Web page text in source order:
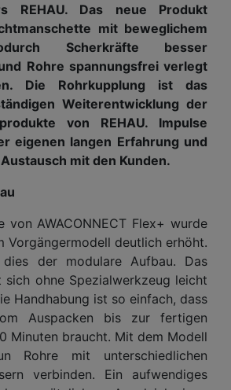
REHAU. Das neue Produkt
mit beweglichem
Scherkräfte besser
Rohre spannungsfrei verlegt
Die Rohrkupplung ist das
Weiterentwicklung der
von REHAU. Impulse
eigenen langen Erfahrung und
mit den Kunden.
von AWACONNECT Flex+ wurde
Vorgängermodell deutlich erhöht.
der modulare Aufbau. Das
sich ohne Spezialwerkzeug leicht
Handhabung ist so einfach, dass
Auspacken bis zur fertigen
Minuten braucht. Mit dem Modell
Rohre mit unterschiedlichen
verbinden. Ein aufwendiges